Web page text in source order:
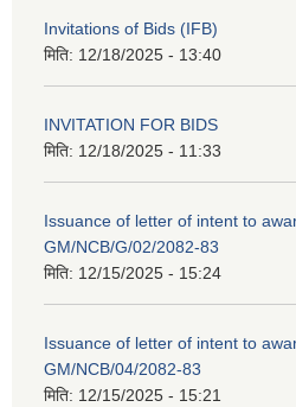
Invitations of Bids (IFB)
मिति: 12/18/2025 - 13:40
INVITATION FOR BIDS
मिति: 12/18/2025 - 11:33
Issuance of letter of intent to
GM/NCB/G/02/2082-83
मिति: 12/15/2025 - 15:24
Issuance of letter of intent to
GM/NCB/04/2082-83
मिति: 12/15/2025 - 15:21